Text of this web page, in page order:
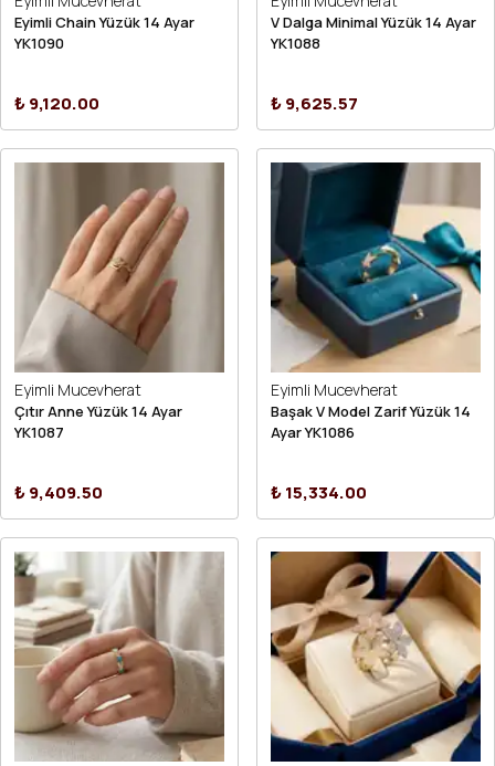
Eyimli Chain Yüzük 14 Ayar
YK1090
₺ 9,120.00
V Dalga Minimal Yüzük 14 Ayar
YK1088
₺ 9,625.57
Eyimli Mucevherat
Çıtır Anne Yüzük 14 Ayar
YK1087
₺ 9,409.50
Eyimli Mucevherat
Başak V Model Zarif Yüzük 14
Ayar YK1086
₺ 15,334.00